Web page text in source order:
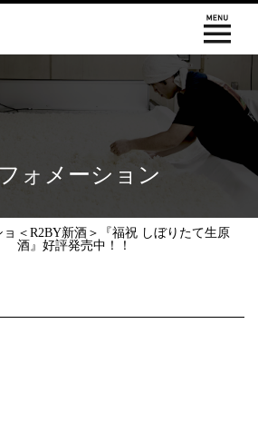
ォメーション
＜R2BY新酒＞『福祝 しぼりたて生原
酒』好評発売中！！